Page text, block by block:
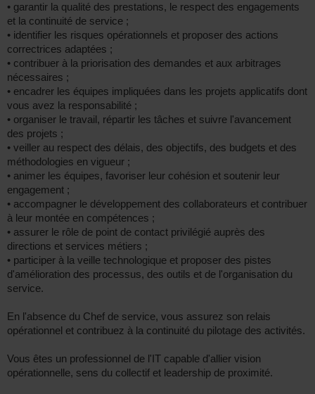
• garantir la qualité des prestations, le respect des engagements
et la continuité de service ;
• identifier les risques opérationnels et proposer des actions
correctrices adaptées ;
• contribuer à la priorisation des demandes et aux arbitrages
nécessaires ;
• encadrer les équipes impliquées dans les projets applicatifs dont
vous avez la responsabilité ;
• organiser le travail, répartir les tâches et suivre l'avancement
des projets ;
• veiller au respect des délais, des objectifs, des budgets et des
méthodologies en vigueur ;
• animer les équipes, favoriser leur cohésion et soutenir leur
engagement ;
• accompagner le développement des collaborateurs et contribuer
à leur montée en compétences ;
• assurer le rôle de point de contact privilégié auprès des
directions et services métiers ;
• participer à la veille technologique et proposer des pistes
d'amélioration des processus, des outils et de l'organisation du
service.
En l'absence du Chef de service, vous assurez son relais
opérationnel et contribuez à la continuité du pilotage des activités.
Vous êtes un professionnel de l'IT capable d'allier vision
opérationnelle, sens du collectif et leadership de proximité.